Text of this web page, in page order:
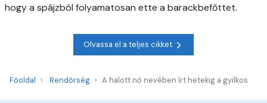
hogy a spájzból folyamatosan ette a barackbefőttet.
Olvassa el a teljes cikket
Főoldal Rendőrség A halott nő nevében írt hetekig a gyilkos